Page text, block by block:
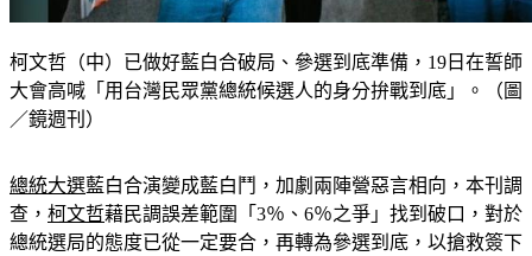
柯文哲（中）已做好藍白合破局、參選到底準備，19日在誓師
大會高喊「用台灣民眾黨總統候選人的身分拚戰到底」。（圖
總統大選藍白合演變成藍白鬥，加劇兩陣營惡言相向，本刊調
查，柯文哲藉民調誤差範圍「3％、6％之爭」找到破口，對於